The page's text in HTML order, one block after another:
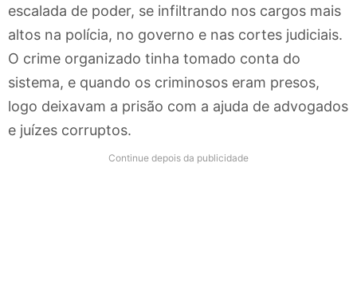
escalada de poder, se infiltrando nos cargos mais
altos na polícia, no governo e nas cortes judiciais.
O crime organizado tinha tomado conta do
sistema, e quando os criminosos eram presos,
logo deixavam a prisão com a ajuda de advogados
e juízes corruptos.
Continue depois da publicidade